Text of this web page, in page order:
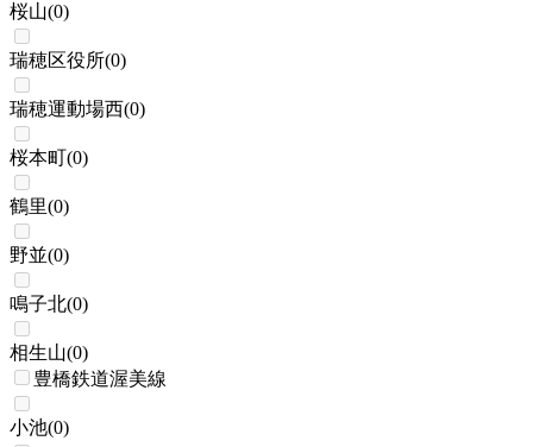
桜山(0)
瑞穂区役所(0)
瑞穂運動場西(0)
桜本町(0)
鶴里(0)
野並(0)
鳴子北(0)
相生山(0)
豊橋鉄道渥美線
小池(0)